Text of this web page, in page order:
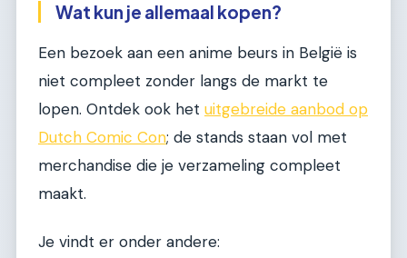
Wat kun je allemaal kopen?
Een bezoek aan een anime beurs in België is
niet compleet zonder langs de markt te
lopen. Ontdek ook het uitgebreide aanbod op
Dutch Comic Con; de stands staan vol met
merchandise die je verzameling compleet
maakt.
Je vindt er onder andere: